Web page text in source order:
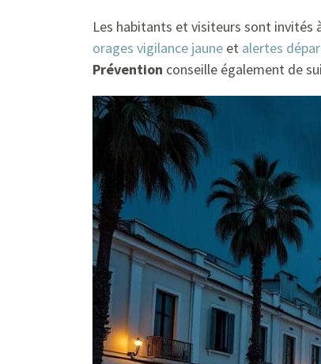
Les habitants et visiteurs sont invités
orages vigilance jaune et alertes
Prévention conseille également de